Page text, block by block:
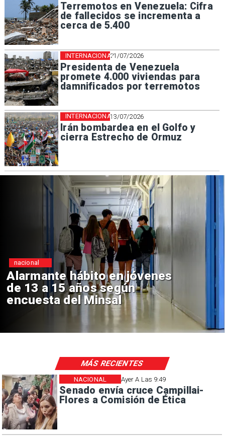
Terremotos en Venezuela: Cifra
de fallecidos se incrementa a
cerca de 5.400
21/07/2026
Presidenta de Venezuela
promete 4.000 viviendas para
damnificados por terremotos
INTERNACIONAL
13/07/2026
Irán bombardea en el Golfo y
cierra Estrecho de Ormuz
INTERNACIONAL
hábito en jóvenes
a 15 años según
del Minsal
Ayer A Las 9:49
Senado envía cruce Campillai-
Flores a Comisión de Ética
NACIONAL
MÁS RECIENTES